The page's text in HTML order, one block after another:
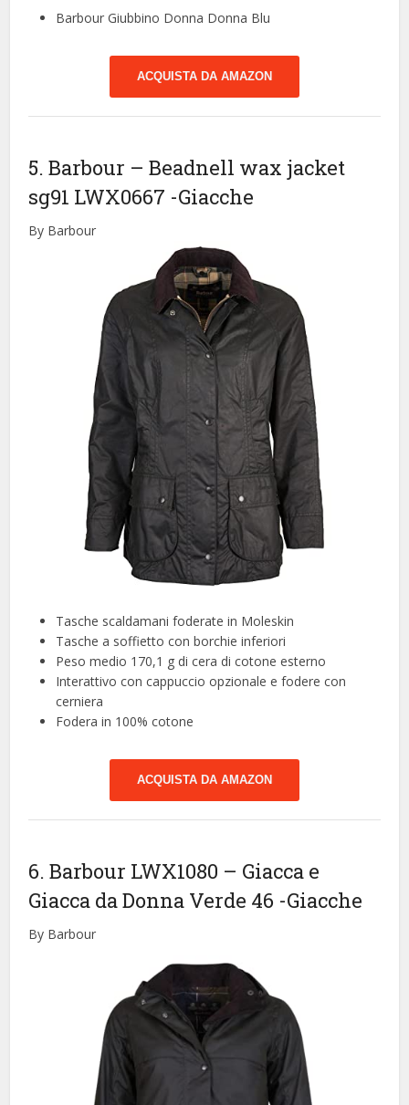
Barbour Giubbino Donna Donna Blu
ACQUISTA DA AMAZON
5. Barbour – Beadnell wax jacket
sg91 LWX0667 -Giacche
By Barbour
Tasche scaldamani foderate in Moleskin
Tasche a soffietto con borchie inferiori
Peso medio 170,1 g di cera di cotone esterno
Interattivo con cappuccio opzionale e fodere con
cerniera
Fodera in 100% cotone
ACQUISTA DA AMAZON
6. Barbour LWX1080 – Giacca e
Giacca da Donna Verde 46 -Giacche
By Barbour